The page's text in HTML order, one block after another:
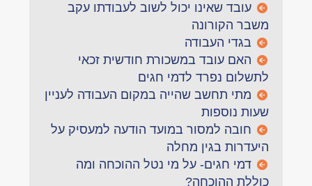
עובד שאינו יכול לשוב לעבודתו עקב
משבר הקורונה
בגדי העבודה
האם עובד במשכורת חודשית זכאי
לתשלום נפרד לדמי חגים
מתי תחשב שהייה במקום העבודה לעניין
שעות נוספות
חובה למסור במועד הודעה למעסיק על
היעדרות בגין מחלה
דמי חגים- על מי נטל ההוכחה ומה
כוללת ההוכחה?